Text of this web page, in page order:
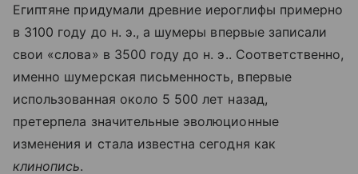
Египтяне придумали древние иероглифы примерно
в 3100 году до н. э., а шумеры впервые записали
свои «слова» в 3500 году до н. э.. Соответственно,
именно шумерская письменность, впервые
использованная около 5 500 лет назад,
претерпела значительные эволюционные
изменения и стала известна сегодня как
клинопись.